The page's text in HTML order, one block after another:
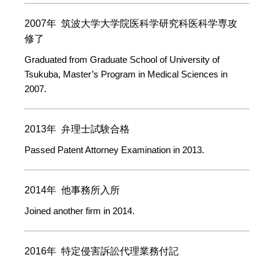
2007年 筑波大学大学院医科学研究科医科学専攻
修了
Graduated from Graduate School of University of
Tsukuba, Master’s Program in Medical Sciences in
2007.
2013年 弁理士試験合格
Passed Patent Attorney Examination in 2013.
2014年 他事務所入所
Joined another firm in 2014.
2016年 特定侵害訴訟代理業務付記